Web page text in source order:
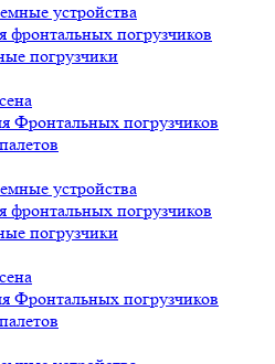
устройства
фронтальных погрузчиков
погрузчики
Фронтальных погрузчиков
устройства
фронтальных погрузчиков
погрузчики
Фронтальных погрузчиков